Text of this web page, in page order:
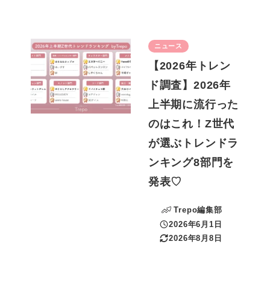
ニュース
【2026年トレン
ド調査】2026年
上半期に流行った
のはこれ！Z世代
が選ぶトレンドラ
ンキング8部門を
発表♡
Trepo編集部
投稿日
2026年6月1日
更新日
2026年8月8日